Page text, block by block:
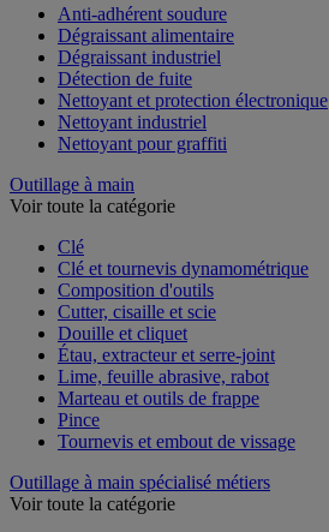
Anti-adhérent soudure
Dégraissant alimentaire
Dégraissant industriel
Détection de fuite
Nettoyant et protection électronique
Nettoyant industriel
Nettoyant pour graffiti
Outillage à main
Voir toute la catégorie
Clé
Clé et tournevis dynamométrique
Composition d'outils
Cutter, cisaille et scie
Douille et cliquet
Étau, extracteur et serre-joint
Lime, feuille abrasive, rabot
Marteau et outils de frappe
Pince
Tournevis et embout de vissage
Outillage à main spécialisé métiers
Voir toute la catégorie